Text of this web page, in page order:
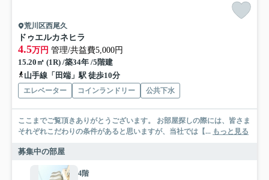
荒川区西尾久
ドゥエルカネヒラ
4.5万円 管理/共益費5,000円
15.20㎡ (1R) /築34年 /5階建
山手線「田端」駅 徒歩10分
エレベーター コインランドリー 公共下水
ここまでご覧頂きありがとうございます。 お部屋探しの際には、皆さま
それぞれこだわりの条件があると思いますが、当社では【... もっと見る
募集中の部屋
4階